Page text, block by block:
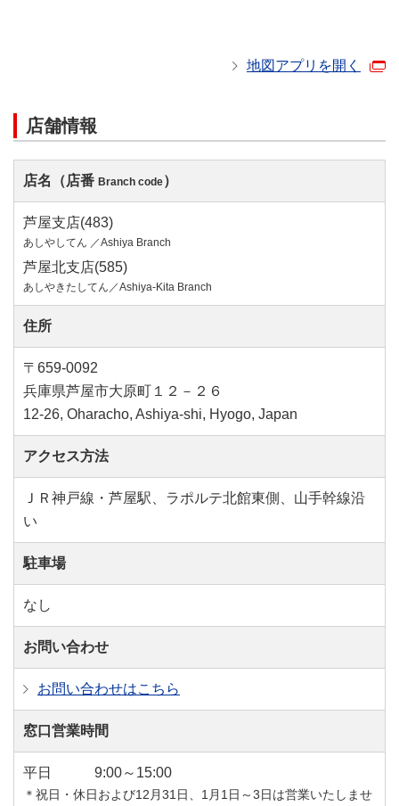
地図アプリを開く
店舗情報
店名（店番 Branch code）
芦屋支店(483)
あしやしてん ／Ashiya Branch
芦屋北支店(585)
あしやきたしてん／Ashiya-Kita Branch
住所
〒659-0092
兵庫県芦屋市大原町１２－２６
12-26, Oharacho, Ashiya-shi, Hyogo, Japan
アクセス方法
ＪＲ神戸線・芦屋駅、ラポルテ北館東側、山手幹線沿
い
駐車場
なし
お問い合わせ
お問い合わせはこちら
窓口営業時間
平日 9:00～15:00
＊祝日・休日および12月31日、1月1日～3日は営業いたしませ